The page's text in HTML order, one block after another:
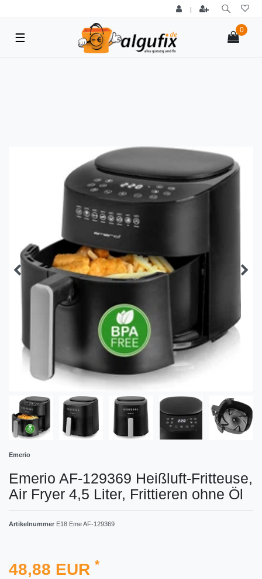
|
0
☰
Emerio
Emerio AF-129369 Heißluft-Fritteuse,
Air Fryer 4,5 Liter, Frittieren ohne Öl
Artikelnummer E18 Eme AF-129369
48,88 EUR *